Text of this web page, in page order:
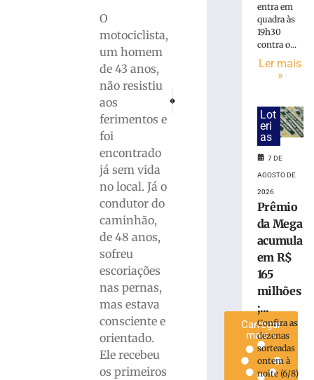
O
motociclista,
um homem
de 43 anos,
não resistiu
aos
ferimentos e
foi
encontrado
já sem vida
no local. Já o
condutor do
caminhão,
de 48 anos,
sofreu
escoriações
nas pernas,
mas estava
consciente e
orientado.
Ele recebeu
os primeiros
Motorista e passageiro morrem
FOTOS: Microexplosão é confirmada no
Motociclista
morre
traseira
ônibus
durante
desembarque
passageira
Carregar
mais »
entra em
quadra às
19h30
contra o...
Ler mais
»
Lot
eri
as
7 DE
AGOSTO DE
2026
Prêmio
da Mega
acumula
em R$
165
milhões
;...
Confira as
dezenas
sorteadas
ontem à
noite (6/8)